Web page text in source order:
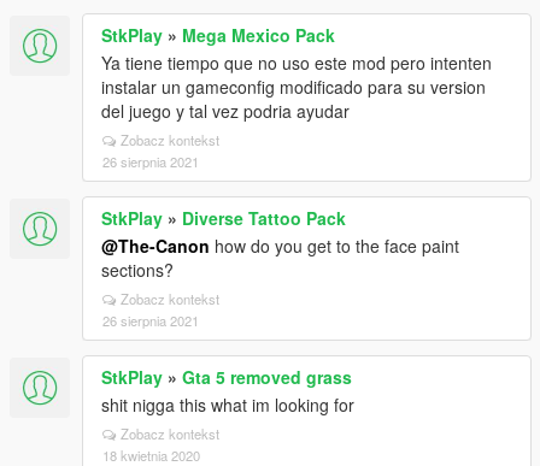
StkPlay » Mega Mexico Pack
Ya tiene tiempo que no uso este mod pero intenten
instalar un gameconfig modificado para su version
del juego y tal vez podria ayudar
Zobacz kontekst
26 sierpnia 2021
StkPlay » Diverse Tattoo Pack
@The-Canon how do you get to the face paint
sections?
Zobacz kontekst
26 sierpnia 2021
StkPlay » Gta 5 removed grass
shit nigga this what im looking for
Zobacz kontekst
18 kwietnia 2020